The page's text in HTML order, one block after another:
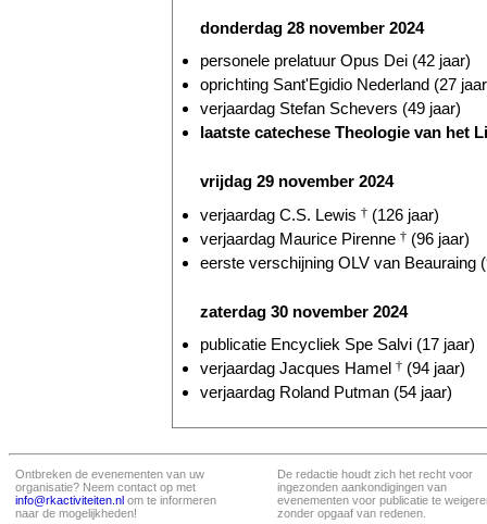
donderdag 28 november 2024
personele prelatuur Opus Dei (42 jaar)
oprichting Sant'Egidio Nederland (27
verjaardag Stefan Schevers (49 jaar)
laatste catechese Theologie van het
vrijdag 29 november 2024
verjaardag C.S. Lewis † (126 jaar)
verjaardag Maurice Pirenne † (96 jaar)
eerste verschijning OLV van Beauraing
zaterdag 30 november 2024
publicatie Encycliek Spe Salvi (17 jaar)
verjaardag Jacques Hamel † (94 jaar)
verjaardag Roland Putman (54 jaar)
Ontbreken de evenementen van uw
organisatie? Neem contact op met
info@rkactiviteiten.nl om te informeren
naar de mogelijkheden!
De redactie houdt zich het recht voor
ingezonden aankondigingen van
evenementen voor publicatie te
zonder opgaaf van redenen.